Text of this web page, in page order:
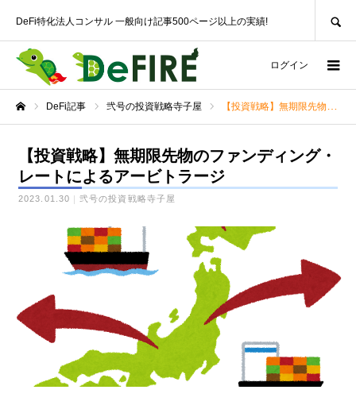
DeFi特化法人コンサル 一般向け記事500ページ以上の実績!
ログイン
DeFi記事 弐号の投資戦略寺子屋 【投資戦略】無期限先物のファンディング・レートによるアービトラージ
【投資戦略】無期限先物のファンディング・
レートによるアービトラージ
2023.01.30 弐号の投資戦略寺子屋